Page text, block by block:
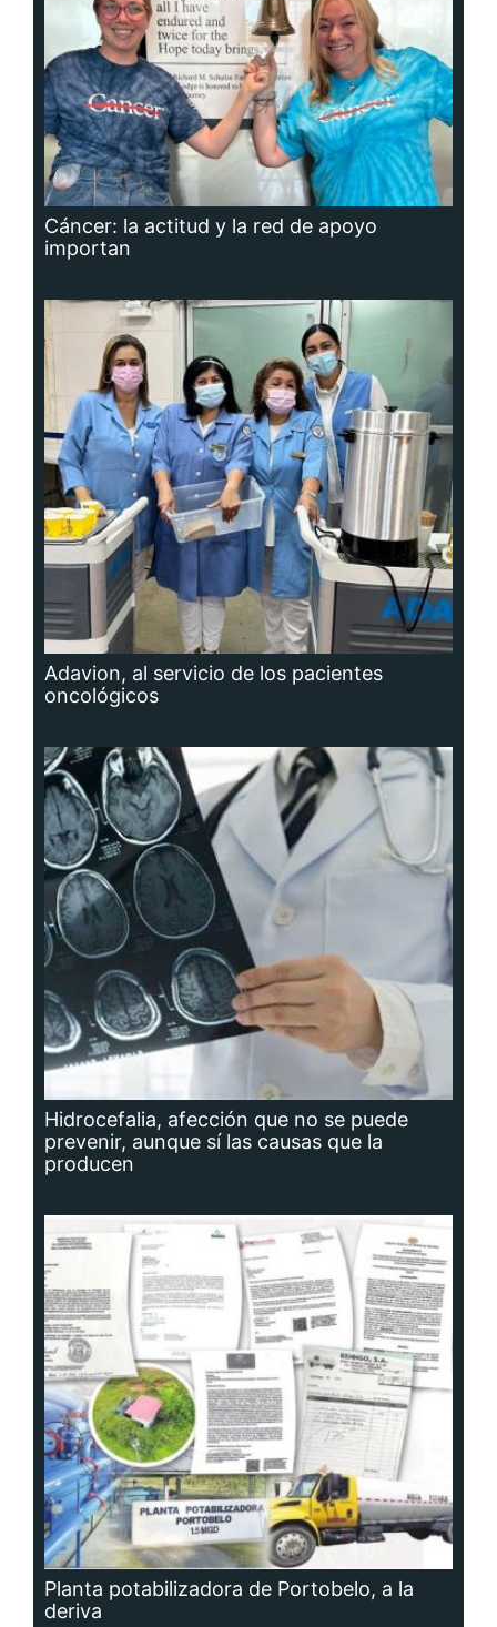
Cáncer: la actitud y la red de apoyo
importan
Adavion, al servicio de los pacientes
oncológicos
Hidrocefalia, afección que no se puede
prevenir, aunque sí las causas que la
producen
Planta potabilizadora de Portobelo, a la
deriva